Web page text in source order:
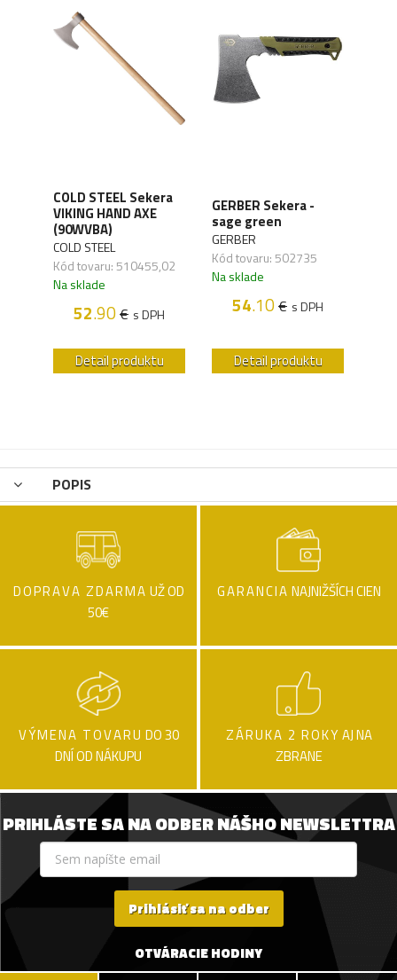
COLD STEEL Sekera
VIKING HAND AXE
(90WVBA)
COLD STEEL
Kód tovaru: 510455,02
Na sklade
52.90€ s DPH
Detail produktu
GERBER Sekera -
sage green
GERBER
Kód tovaru: 502735
Na sklade
54.10€ s DPH
Detail produktu
POPIS
DOPRAVA ZDARMA UŽ OD
50€
GARANCIA NAJNIŽŠÍCH CIEN
VÝMENA TOVARU DO 30
DNÍ OD NÁKUPU
ZÁRUKA 2 ROKY AJ NA
ZBRANE
PRIHLÁSTE SA NA ODBER NÁŠHO NEWSLETTRA
Prihlásiť sa na odber
OTVÁRACIE HODINY